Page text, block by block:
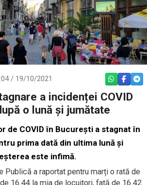
/ 19/10/2021 WHATSAPP
a incidenței COVID
o lună și jumătate
de COVID în București a stagnat în
prima dată din ultima lună și
este infimă.
Publică a raportat pentru marți o rată de
16.44 la mia de locuitori, față de 16.42